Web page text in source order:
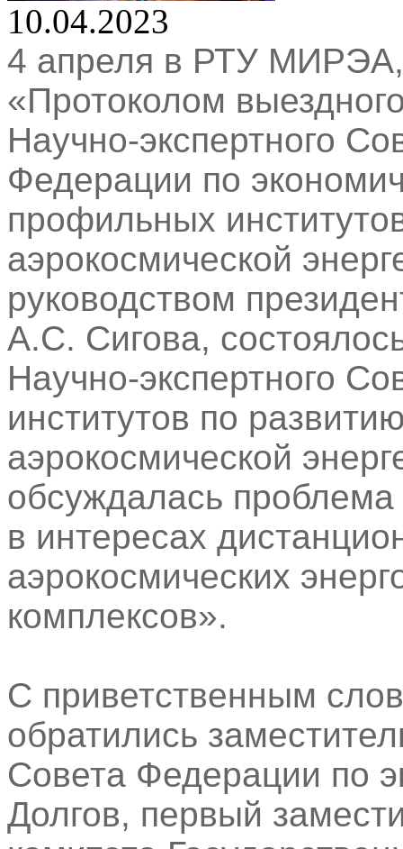
10.04.2023
4 апреля в РТУ МИРЭА,
«Протоколом
Научно-экспертного
Федерации по
профильных
аэрокосмической
руководством
А.С. Сигова,
Научно-экспертного
институтов по
аэрокосмической
обсуждалась
в интересах
аэрокосмических
комплексов».
С приветственным
обратились
Совета Федерации по
Долгов, первый